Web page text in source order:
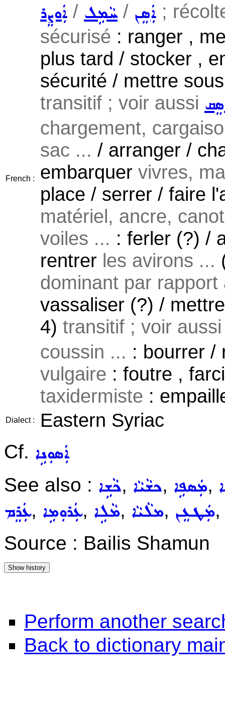
French :
ܐܲܘܨܸܪ / ܚܵܡܹܠ / ܐܲܣܸܢ ;
sécurisé : ranger ,
plus tard / stocker ,
sécurité / mettre
transitif ; voir aussi
chargement,
sac ... / arranger /
embarquer vivres,
place / serrer / faire
matériel, ancre,
voiles ... : ferler (?) /
rentrer les avirons ...
dominant par
vassaliser (?) /
4) transitif ; voir
coussin ... : bourrer /
vulgaire : foutre ,
taxidermiste :
Dialect :
Eastern Syriac
Cf. ܐܲܣܘܼܢܹܐ
See also : ܟܵܫܹܐ, ܟܫܵܝܵܐ, ܡܲܣܦܹܐ,
ܥܲܪܸܡ, ܥܲܪܘܼܡܹܐ, ܡܵܠܹܐ, ܡܠܵܝܵܐ, ܡܲܛܥܸܢ
Source : Bailis Shamun
Perform another
Back to dictionary